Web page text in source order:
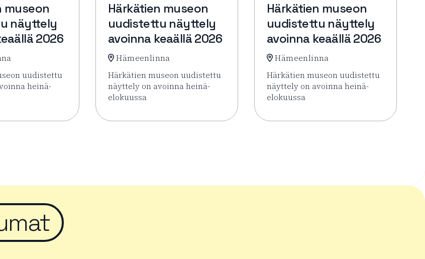
avoinna keaällä 2026
museon
näyttely
2026
uudistettu
heinä-
Härkätien museon uudistettu näyttely avoinna keaällä 2026
Härkätien museon
uudistettu näyttely
avoinna keaällä 2026
Hämeenlinna
Härkätien museon uudistettu
näyttely on avoinna heinä-
elokuussa
Lue lisää tapahtumasta Härkätien museon uudistettu näyttely avoinna keaällä
Härkätien museon
uudistettu näyttely
avoinna keaällä 2026
Hämeenlinna
Härkätien museon uudistettu
näyttely on avoinna heinä-
elokuussa
Lue lisää tapahtumasta Härkätien